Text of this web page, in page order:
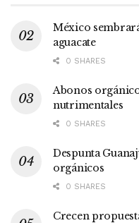
México
aguacate
0 SHARES
Abonos
nutrimentales
0 SHARES
Despunta
orgánicos
0 SHARES
Crecen